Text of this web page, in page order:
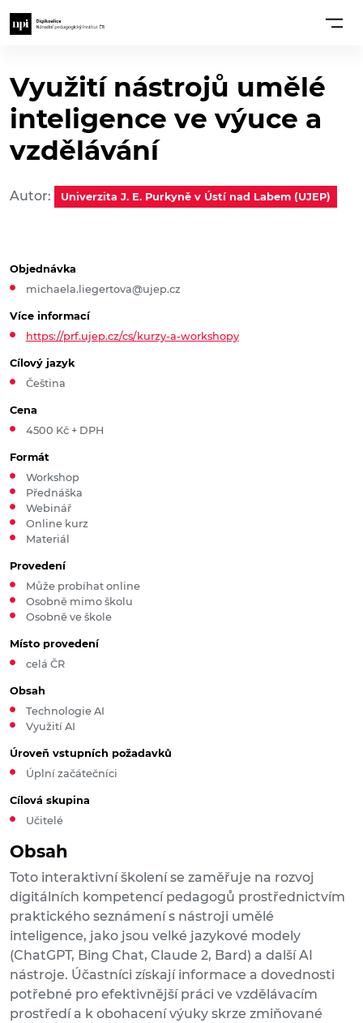
Využití nástrojů umělé
inteligence ve výuce a
vzdělávání
Autor: Univerzita J. E. Purkyně v Ústí nad Labem (UJEP)
Obsah
Toto interaktivní školení se zaměřuje na rozvoj
digitálních kompetencí pedagogů prostřednictvím
praktického seznámení s nástroji umělé
inteligence, jako jsou velké jazykové modely
(ChatGPT, Bing Chat, Claude 2, Bard) a další AI
nástroje. Účastníci získají informace a dovednosti
potřebné pro efektivnější práci ve vzdělávacím
prostředí a k obohacení výuky skrze zmiňované
Objednávka
michaela.liegertova@ujep.cz
Více informací
https://prf.ujep.cz/cs/kurzy-a-workshopy
Cílový jazyk
Čeština
Cena
4500 Kč + DPH
Formát
Workshop
Přednáška
Webinář
Online kurz
Materiál
Provedení
Může probíhat online
Osobně mimo školu
Osobně ve škole
Místo provedení
celá ČR
Obsah
Technologie AI
Využití AI
Úroveň vstupních požadavků
Úplní začátečníci
Cílová skupina
Učitelé